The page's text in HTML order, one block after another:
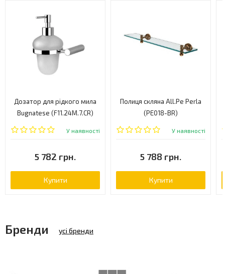
Дозатор для рідкого мила
Bugnatese (F11.24M.7.CR)
У наявності
5 782 грн.
Купити
Полиця скляна All.Pe Perla
(PE018-BR)
У наявності
5 788 грн.
Купити
Бренди усі бренди